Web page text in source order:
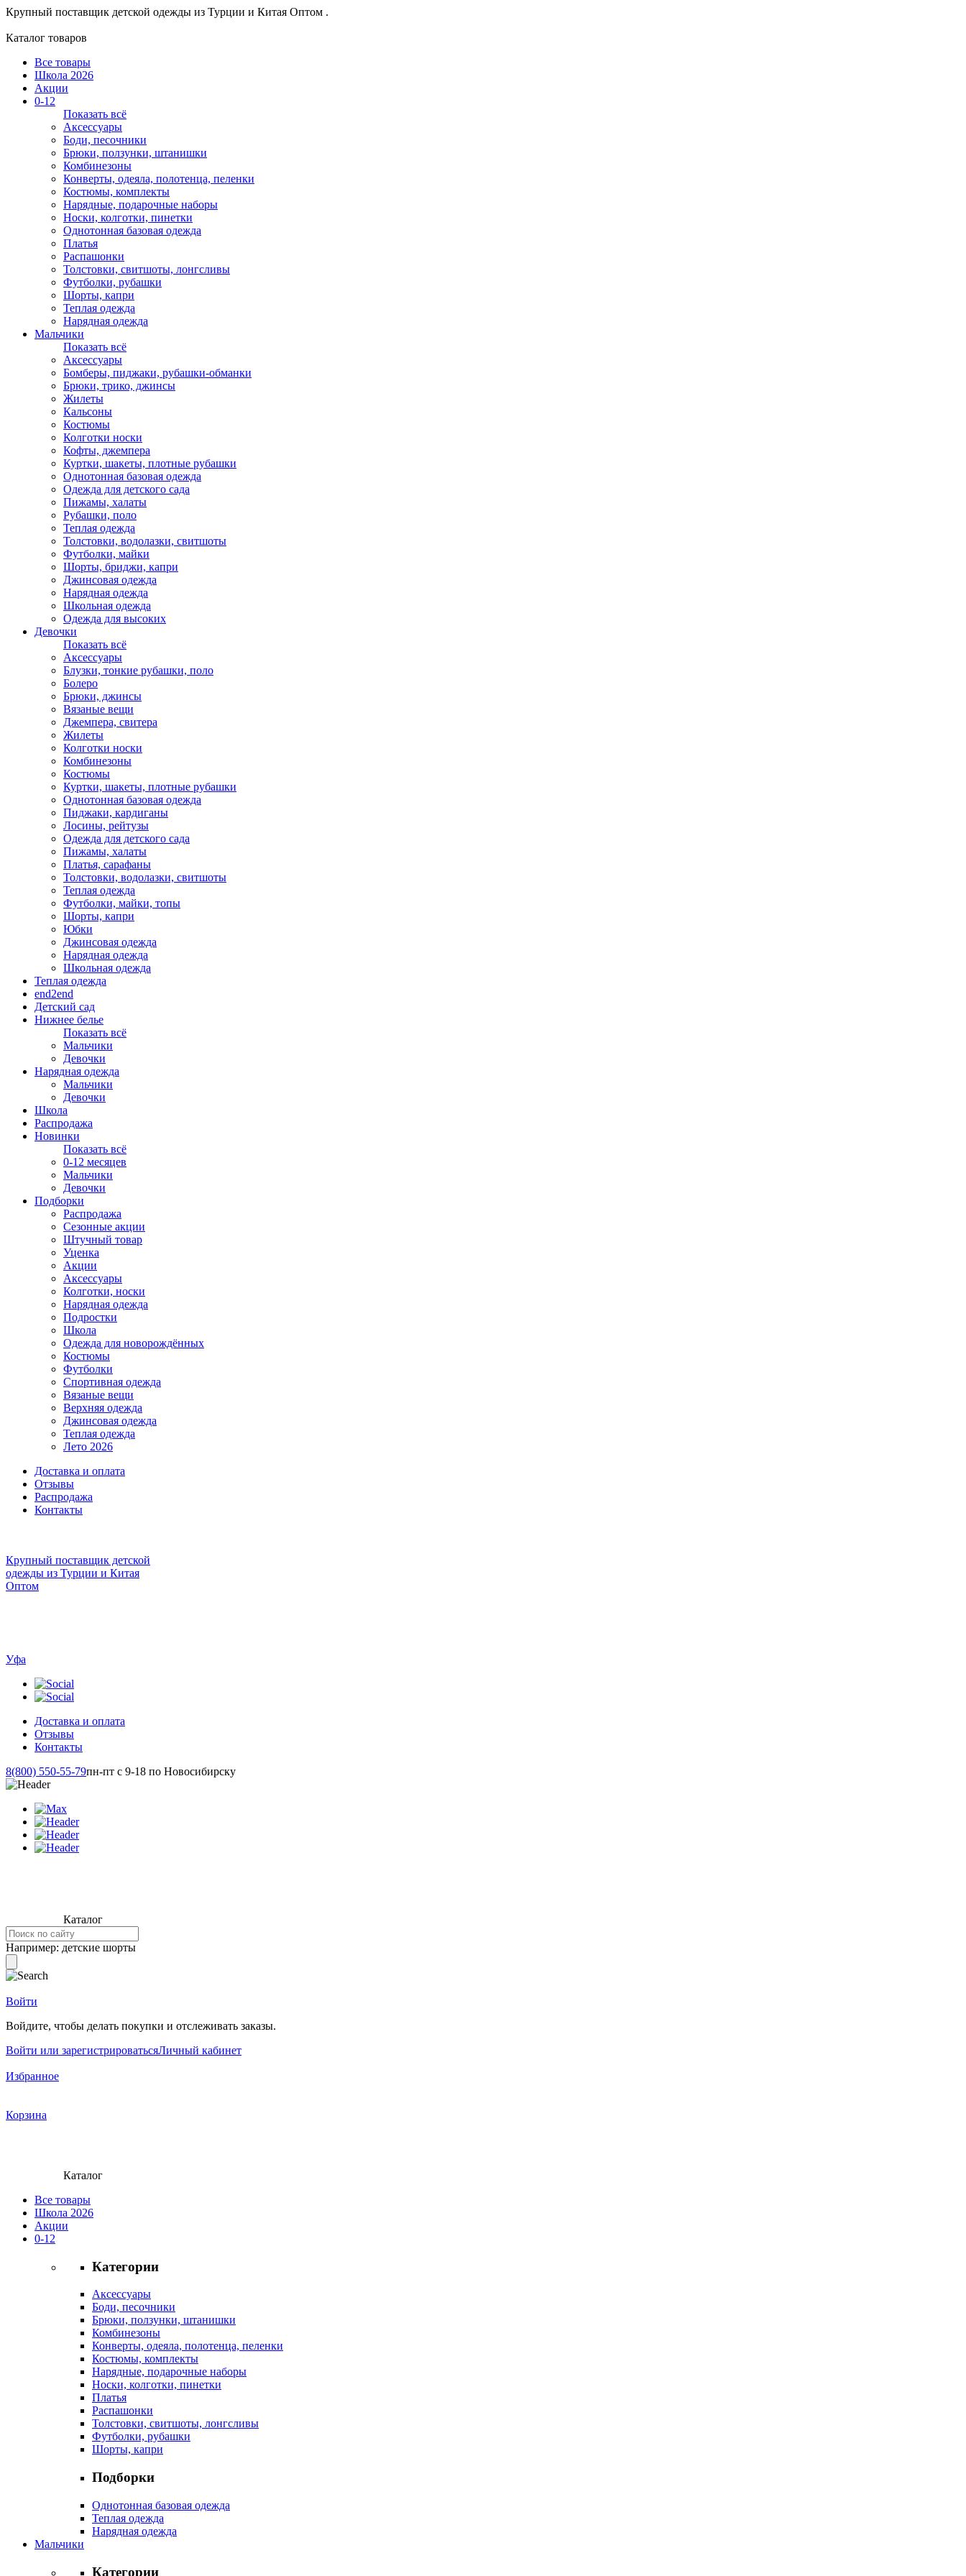
Крупный поставщик детской одежды из Турции и Китая Оптом .
Каталог товаров
Все товары
Школа 2026
Акции
0-12
Показать всё
Аксессуары
Боди, песочники
Брюки, ползунки, штанишки
Комбинезоны
Конверты, одеяла, полотенца, пеленки
Костюмы, комплекты
Нарядные, подарочные наборы
Носки, колготки, пинетки
Однотонная базовая одежда
Платья
Распашонки
Толстовки, свитшоты, лонгсливы
Футболки, рубашки
Шорты, капри
Теплая одежда
Нарядная одежда
Мальчики
Показать всё
Аксессуары
Бомберы, пиджаки, рубашки-обманки
Брюки, трико, джинсы
Жилеты
Кальсоны
Костюмы
Колготки носки
Кофты, джемпера
Куртки, шакеты, плотные рубашки
Однотонная базовая одежда
Одежда для детского сада
Пижамы, халаты
Рубашки, поло
Теплая одежда
Толстовки, водолазки, свитшоты
Футболки, майки
Шорты, бриджи, капри
Джинсовая одежда
Нарядная одежда
Школьная одежда
Одежда для высоких
Девочки
Показать всё
Аксессуары
Блузки, тонкие рубашки, поло
Болеро
Брюки, джинсы
Вязаные вещи
Джемпера, свитера
Жилеты
Колготки носки
Комбинезоны
Костюмы
Куртки, шакеты, плотные рубашки
Однотонная базовая одежда
Пиджаки, кардиганы
Лосины, рейтузы
Одежда для детского сада
Пижамы, халаты
Платья, сарафаны
Толстовки, водолазки, свитшоты
Теплая одежда
Футболки, майки, топы
Шорты, капри
Юбки
Джинсовая одежда
Нарядная одежда
Школьная одежда
Теплая одежда
end2end
Детский сад
Нижнее белье
Показать всё
Мальчики
Девочки
Нарядная одежда
Мальчики
Девочки
Школа
Распродажа
Новинки
Показать всё
0-12 месяцев
Мальчики
Девочки
Подборки
Распродажа
Сезонные акции
Штучный товар
Уценка
Акции
Аксессуары
Колготки, носки
Нарядная одежда
Подростки
Школа
Одежда для новорождённых
Костюмы
Футболки
Спортивная одежда
Вязаные вещи
Верхняя одежда
Джинсовая одежда
Теплая одежда
Лето 2026
Доставка и оплата
Отзывы
Распродажа
Контакты
Крупный поставщик детской
одежды из Турции и Китая
Оптом
Уфа
Доставка и оплата
Отзывы
Контакты
8(800) 550-55-79пн-пт с 9-18 по Новосибирску
Каталог
Например: детские шорты
Войти
Войдите, чтобы делать покупки и отслеживать заказы.
Войти или зарегистрироватьсяЛичный кабинет
Избранное
Корзина
Каталог
Все товары
Школа 2026
Акции
0-12
Категории
Аксессуары
Боди, песочники
Брюки, ползунки, штанишки
Комбинезоны
Конверты, одеяла, полотенца, пеленки
Костюмы, комплекты
Нарядные, подарочные наборы
Носки, колготки, пинетки
Платья
Распашонки
Толстовки, свитшоты, лонгсливы
Футболки, рубашки
Шорты, капри
Подборки
Однотонная базовая одежда
Теплая одежда
Нарядная одежда
Мальчики
Категории